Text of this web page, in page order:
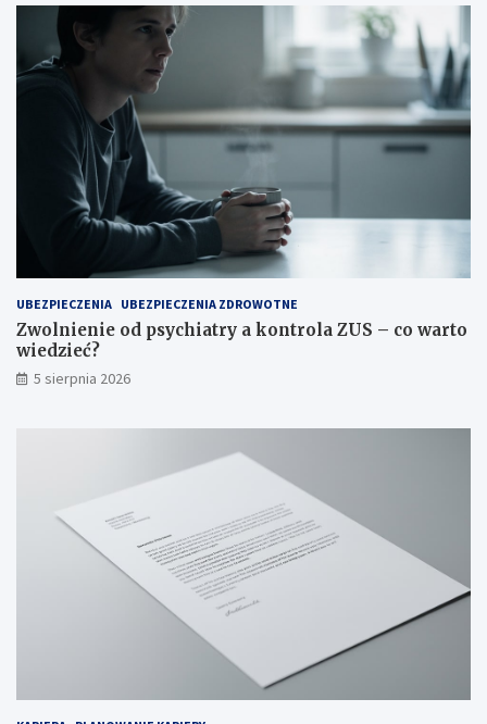
UBEZPIECZENIA UBEZPIECZENIA ZDROWOTNE
Zwolnienie od psychiatry a kontrola ZUS – co warto
wiedzieć?
5 sierpnia 2026